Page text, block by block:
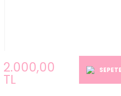
Kare Kapaklı Rattan Bezli Sepet
2.000,00
TL